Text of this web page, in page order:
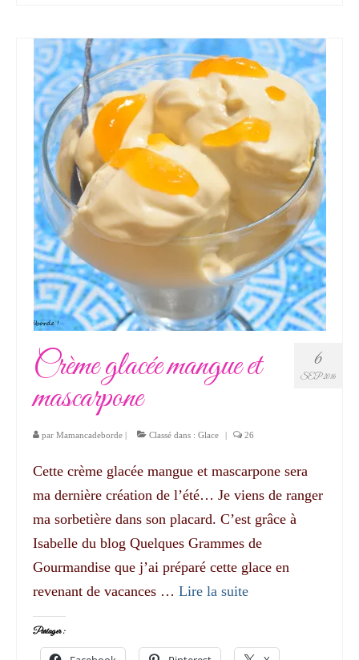
6
SEP 2016
Crème glacée mangue et
mascarpone
par Mamancadeborde | Classé dans : Glace | 26
Cette crème glacée mangue et mascarpone sera
ma dernière création de l’été… Je viens de ranger
ma sorbetière dans son placard. C’est grâce à
Isabelle du blog Quelques Grammes de
Gourmandise que j’ai préparé cette glace en
revenant de vacances … Lire la suite­­
Partager :